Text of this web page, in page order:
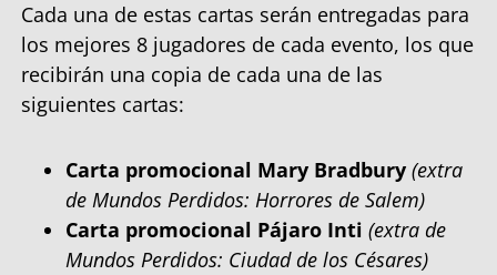
Cada una de estas cartas serán entregadas para
los mejores 8 jugadores de cada evento, los que
recibirán una copia de cada una de las
siguientes cartas:
Carta promocional Mary Bradbury (extra
de Mundos Perdidos: Horrores de Salem)
Carta promocional Pájaro Inti (extra de
Mundos Perdidos: Ciudad de los Césares)